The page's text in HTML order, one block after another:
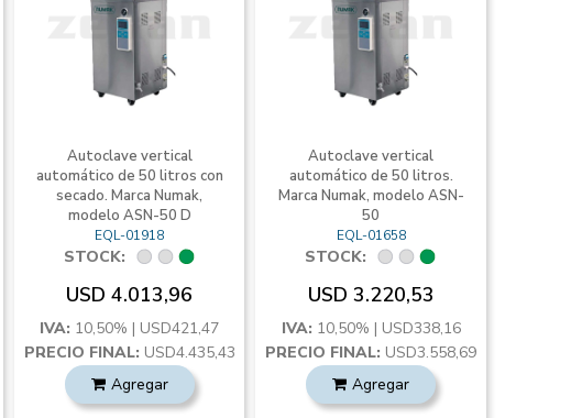
Autoclave vertical
automático de 50 litros con
secado. Marca Numak,
modelo ASN-50 D
EQL-01918
STOCK:
USD 4.013,96
IVA: 10,50% | USD421,47
PRECIO FINAL: USD4.435,43
Agregar
Autoclave vertical
automático de 50 litros.
Marca Numak, modelo ASN-
50
EQL-01658
STOCK:
USD 3.220,53
IVA: 10,50% | USD338,16
PRECIO FINAL: USD3.558,69
Agregar